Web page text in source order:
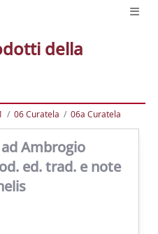
della
06 Curatela 06a Curatela
Ambrogio
ed. trad. e note